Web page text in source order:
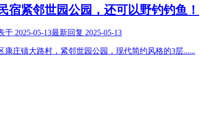
宿紧邻世园公园，还可以野钓钓鱼！
于 2025-05-13最新回复 2025-05-13
康庄镇大路村，紧邻世园公园，现代简约风格的3层......